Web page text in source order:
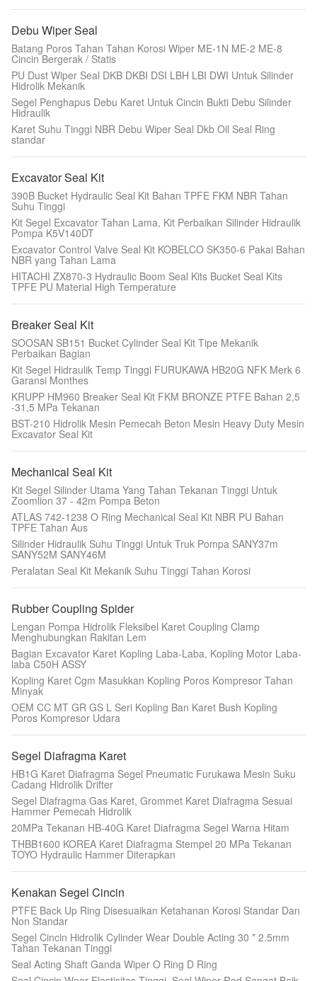
Debu Wiper Seal
Batang Poros Tahan Tahan Korosi Wiper ME-1N ME-2 ME-8
Cincin Bergerak / Statis
PU Dust Wiper Seal DKB DKBI DSI LBH LBI DWI Untuk Silinder
Hidrolik Mekanik
Segel Penghapus Debu Karet Untuk Cincin Bukti Debu Silinder
Hidraulik
Karet Suhu Tinggi NBR Debu Wiper Seal Dkb Oil Seal Ring
standar
Excavator Seal Kit
390B Bucket Hydraulic Seal Kit Bahan TPFE FKM NBR Tahan
Suhu Tinggi
Kit Segel Excavator Tahan Lama, Kit Perbaikan Silinder Hidraulik
Pompa K5V140DT
Excavator Control Valve Seal Kit KOBELCO SK350-6 Pakai Bahan
NBR yang Tahan Lama
HITACHI ZX870-3 Hydraulic Boom Seal Kits Bucket Seal Kits
TPFE PU Material High Temperature
Breaker Seal Kit
SOOSAN SB151 Bucket Cylinder Seal Kit Tipe Mekanik
Perbaikan Bagian
Kit Segel Hidraulik Temp Tinggi FURUKAWA HB20G NFK Merk 6
Garansi Monthes
KRUPP HM960 Breaker Seal Kit FKM BRONZE PTFE Bahan 2,5
-31,5 MPa Tekanan
BST-210 Hidrolik Mesin Pemecah Beton Mesin Heavy Duty Mesin
Excavator Seal Kit
Mechanical Seal Kit
Kit Segel Silinder Utama Yang Tahan Tekanan Tinggi Untuk
Zoomlion 37 - 42m Pompa Beton
ATLAS 742-1238 O Ring Mechanical Seal Kit NBR PU Bahan
TPFE Tahan Aus
Silinder Hidraulik Suhu Tinggi Untuk Truk Pompa SANY37m
SANY52M SANY46M
Peralatan Seal Kit Mekanik Suhu Tinggi Tahan Korosi
Rubber Coupling Spider
Lengan Pompa Hidrolik Fleksibel Karet Coupling Clamp
Menghubungkan Rakitan Lem
Bagian Excavator Karet Kopling Laba-Laba, Kopling Motor Laba-
laba C50H ASSY
Kopling Karet Cgm Masukkan Kopling Poros Kompresor Tahan
Minyak
OEM CC MT GR GS L Seri Kopling Ban Karet Bush Kopling
Poros Kompresor Udara
Segel Diafragma Karet
HB1G Karet Diafragma Segel Pneumatic Furukawa Mesin Suku
Cadang Hidrolik Drifter
Segel Diafragma Gas Karet, Grommet Karet Diafragma Sesuai
Hammer Pemecah Hidrolik
20MPa Tekanan HB-40G Karet Diafragma Segel Warna Hitam
THBB1600 KOREA Karet Diafragma Stempel 20 MPa Tekanan
TOYO Hydraulic Hammer Diterapkan
Kenakan Segel Cincin
PTFE Back Up Ring Disesuaikan Ketahanan Korosi Standar Dan
Non Standar
Segel Cincin Hidrolik Cylinder Wear Double Acting 30 * 2.5mm
Tahan Tekanan Tinggi
Seal Acting Shaft Ganda Wiper O Ring D Ring